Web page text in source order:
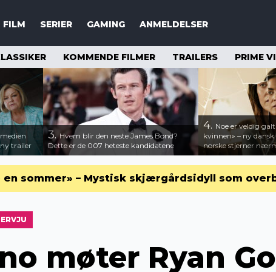
FILM SERIER GAMING ANMELDELSER
KOMMENDE FILMER TRAILERS PRIME
trailer
3.Hvem blir den neste James Bond?
Dette er de 007 heteste kandidatene
4. Noe er veldig
kvinnen» – ny
norske stjerner
sommer» – Mystisk skjærgårdsidyll som
møter Ryan